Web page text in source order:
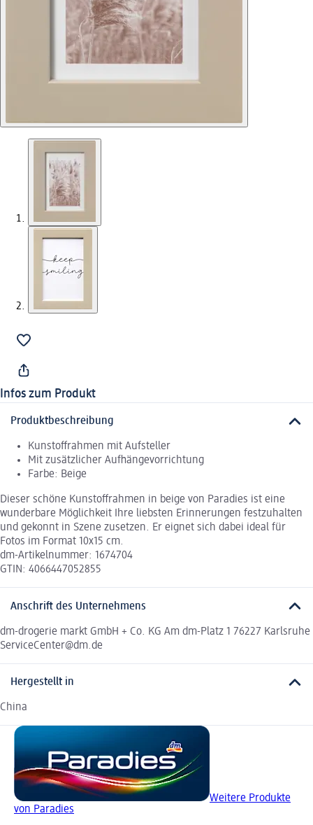
Infos zum Produkt
Produktbeschreibung
Kunstoffrahmen mit Aufsteller
Mit zusätzlicher Aufhängevorrichtung
Farbe: Beige
Dieser schöne Kunstoffrahmen in beige von Paradies ist eine
wunderbare Möglichkeit Ihre liebsten Erinnerungen festzuhalten
und gekonnt in Szene zusetzen. Er eignet sich dabei ideal für
Fotos im Format 10x15 cm.
dm-Artikelnummer: 1674704
GTIN: 4066447052855
Anschrift des Unternehmens
dm-drogerie markt GmbH + Co. KG Am dm-Platz 1 76227 Karlsruhe
ServiceCenter@dm.de
Hergestellt in
China
Weitere Produkte
von Paradies